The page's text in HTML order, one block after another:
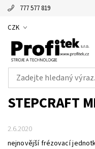
777 577 819
CZK
STEPCRAFT
2.6.2020
nejnovější frézovací
Alžbětka -